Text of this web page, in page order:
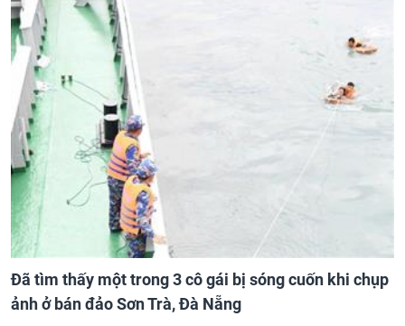
Đã tìm thấy một trong 3 cô gái bị sóng cuốn khi chụp
ảnh ở bán đảo Sơn Trà, Đà Nẵng